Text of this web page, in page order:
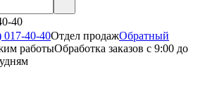
40
017-40-40Отдел продажОбратный
работыОбработка заказов с 9:00 до